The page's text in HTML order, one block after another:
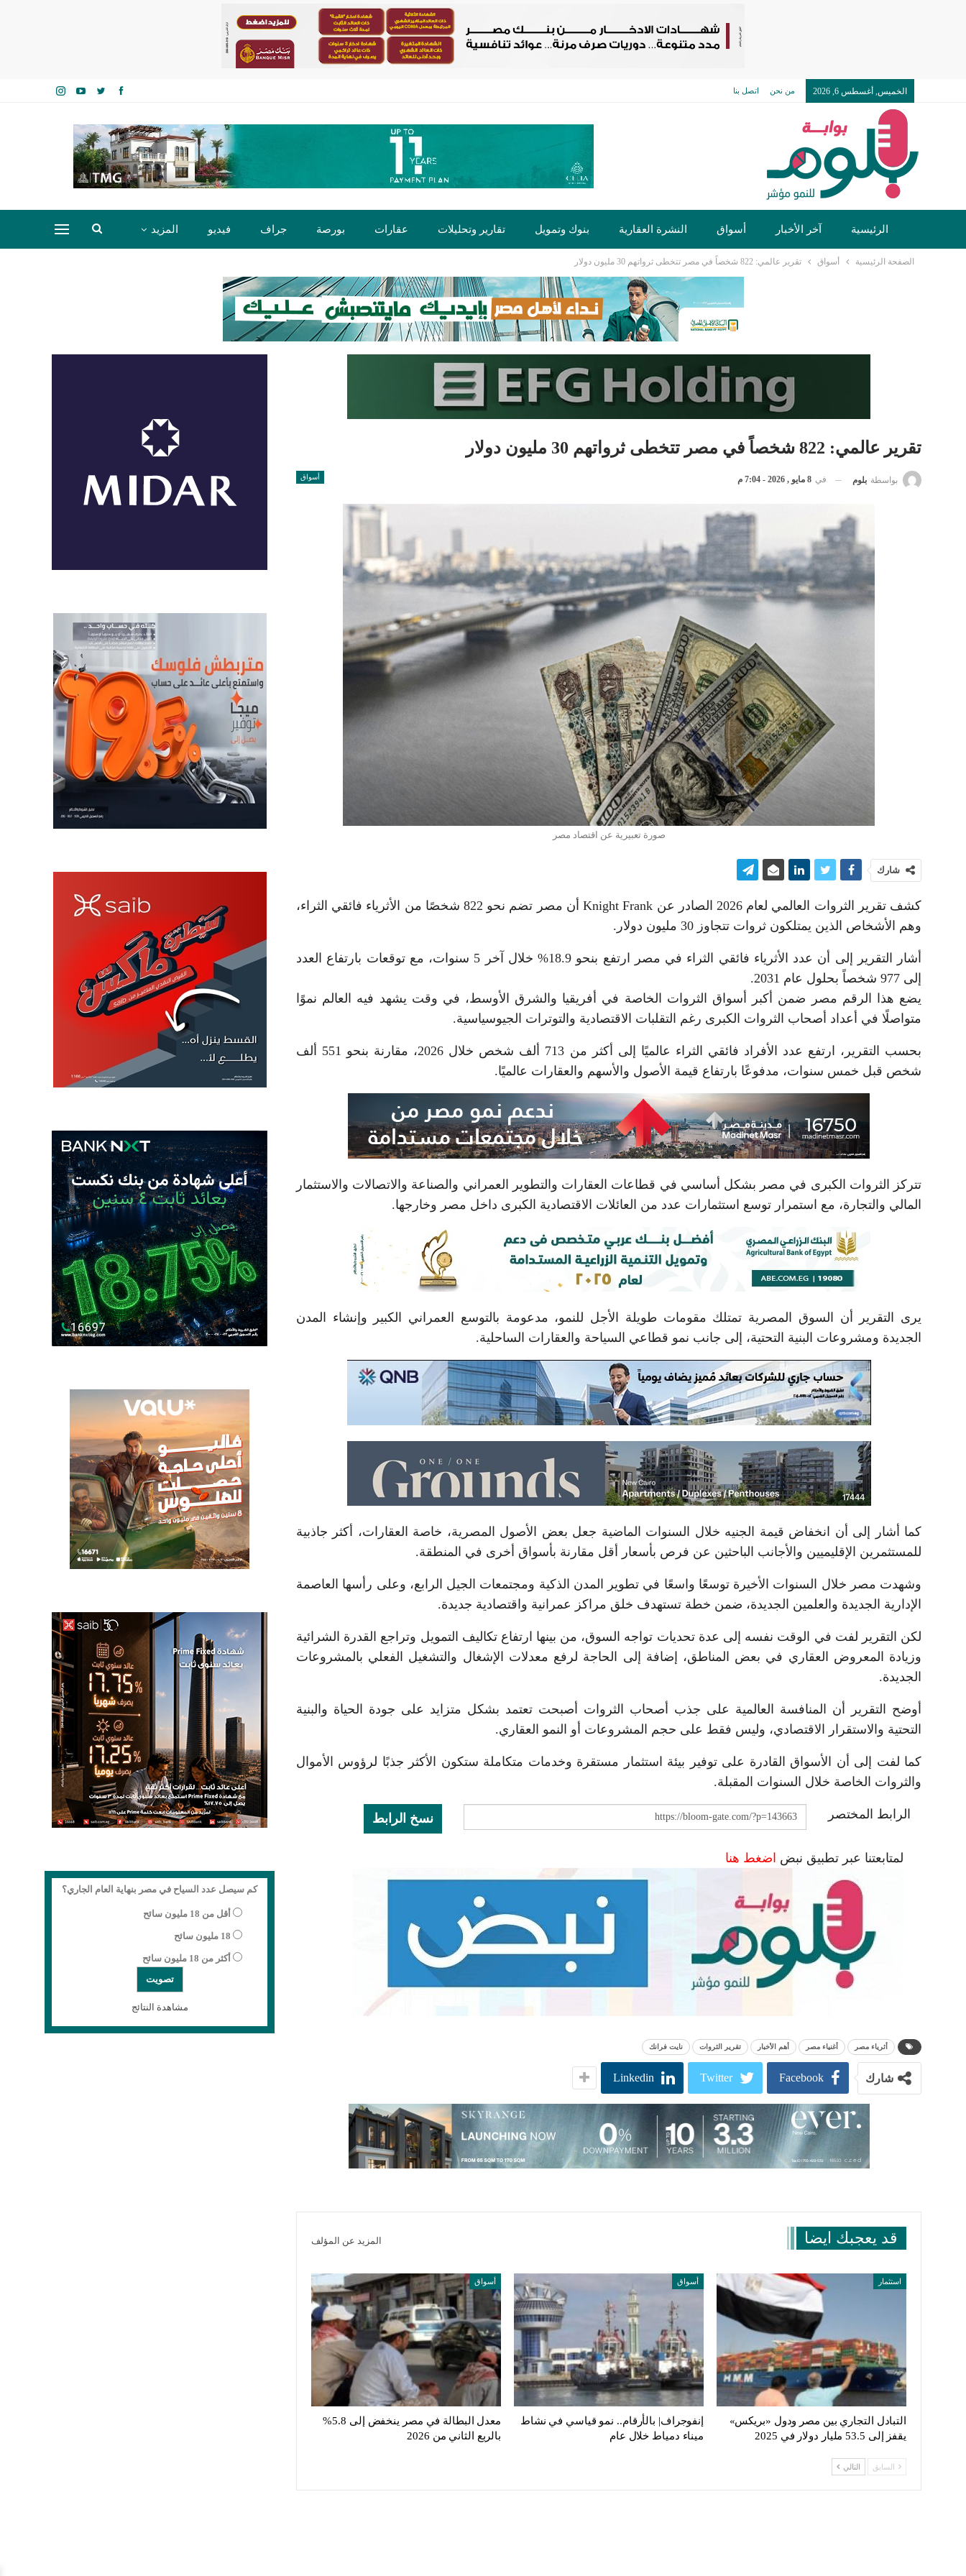
الخميس, أغسطس 6, 2026 من نحن اتصل بنا
الرئيسية آخر الأخبار أسواق النشرة العقارية بنوك وتمويل تقارير وتحليلات عقارات بورصة جراف فيديو المزيد
الصفحة الرئيسية أسواق تقرير عالمي: 822 شخصاً في مصر تتخطى ثرواتهم 30 مليون دولار
تقرير عالمي: 822 شخصاً في مصر تتخطى ثرواتهم 30 مليون دولار
أسواق بواسطة بلوم في 8 مايو , 2026 - 7:04 م
صورة تعبيرية عن اقتصاد مصر
شارك
كشف تقرير الثروات العالمي لعام 2026 الصادر عن Knight Frank أن مصر تضم نحو 822 شخصًا من الأثرياء فائقي الثراء،
وهم الأشخاص الذين يمتلكون ثروات تتجاوز 30 مليون دولار.
أشار التقرير إلى أن عدد الأثرياء فائقي الثراء في مصر ارتفع بنحو 18.9% خلال آخر 5 سنوات، مع توقعات بارتفاع العدد
إلى 977 شخصاً بحلول عام 2031.
يضع هذا الرقم مصر ضمن أكبر أسواق الثروات الخاصة في أفريقيا والشرق الأوسط، في وقت يشهد فيه العالم نموًا
متواصلًا في أعداد أصحاب الثروات الكبرى رغم التقلبات الاقتصادية والتوترات الجيوسياسية.
بحسب التقرير، ارتفع عدد الأفراد فائقي الثراء عالميًا إلى أكثر من 713 ألف شخص خلال 2026، مقارنة بنحو 551 ألف
شخص قبل خمس سنوات، مدفوعًا بارتفاع قيمة الأصول والأسهم والعقارات عالميًا.
تتركز الثروات الكبرى في مصر بشكل أساسي في قطاعات العقارات والتطوير العمراني والصناعة والاتصالات والاستثمار
المالي والتجارة، مع استمرار توسع استثمارات عدد من العائلات الاقتصادية الكبرى داخل مصر وخارجها.
يرى التقرير أن السوق المصرية تمتلك مقومات طويلة الأجل للنمو، مدعومة بالتوسع العمراني الكبير وإنشاء المدن
الجديدة ومشروعات البنية التحتية، إلى جانب نمو قطاعي السياحة والعقارات الساحلية.
كما أشار إلى أن انخفاض قيمة الجنيه خلال السنوات الماضية جعل بعض الأصول المصرية، خاصة العقارات، أكثر جاذبية
للمستثمرين الإقليميين والأجانب الباحثين عن فرص بأسعار أقل مقارنة بأسواق أخرى في المنطقة.
وشهدت مصر خلال السنوات الأخيرة توسعًا واسعًا في تطوير المدن الذكية ومجتمعات الجيل الرابع، وعلى رأسها العاصمة
الإدارية الجديدة والعلمين الجديدة، ضمن خطة تستهدف خلق مراكز عمرانية واقتصادية جديدة.
لكن التقرير لفت في الوقت نفسه إلى عدة تحديات تواجه السوق، من بينها ارتفاع تكاليف التمويل وتراجع القدرة الشرائية
وزيادة المعروض العقاري في بعض المناطق، إضافة إلى الحاجة لرفع معدلات الإشغال والتشغيل الفعلي بالمشروعات
الجديدة.
أوضح التقرير أن المنافسة العالمية على جذب أصحاب الثروات أصبحت تعتمد بشكل متزايد على جودة الحياة والبنية
التحتية والاستقرار الاقتصادي، وليس فقط على حجم المشروعات أو النمو العقاري.
كما لفت إلى أن الأسواق القادرة على توفير بيئة استثمار مستقرة وخدمات متكاملة ستكون الأكثر جذبًا لرؤوس الأموال
والثروات الخاصة خلال السنوات المقبلة.
الرابط المختصر نسخ الرابط
لمتابعتنا عبر تطبيق نبض اضغط هنا
أثرياء مصر أغنياء مصر أهم الأخبار تقرير الثروات نايت فرانك
شارك Facebook
Twitter
Linkedin
قد يعجبك ايضا المزيد عن المؤلف
استثمار
التبادل التجاري بين مصر ودول «بريكس»
يقفز إلى 53.5 مليار دولار في 2025
أسواق
إنفوجراف| بالأرقام.. نمو قياسي في نشاط
ميناء دمياط خلال عام
أسواق
معدل البطالة في مصر ينخفض إلى 5.8%
بالربع الثاني من 2026
السابق التالي
كم سيصل عدد السياح في مصر بنهاية العام الجاري؟
أقل من 18 مليون سائح
18 مليون سائح
أكثر من 18 مليون سائح
مشاهدة النتائج